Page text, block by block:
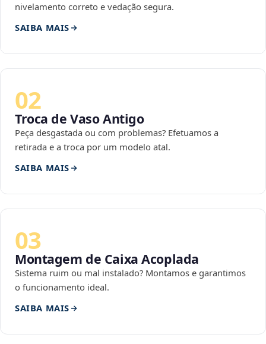
nivelamento correto e vedação segura.
SAIBA MAIS
02
Troca de Vaso Antigo
Peça desgastada ou com problemas? Efetuamos a
retirada e a troca por um modelo atal.
SAIBA MAIS
03
Montagem de Caixa Acoplada
Sistema ruim ou mal instalado? Montamos e garantimos
o funcionamento ideal.
SAIBA MAIS